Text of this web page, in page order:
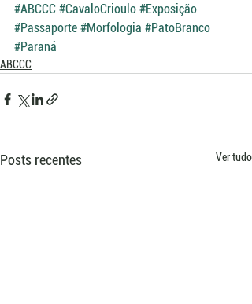
#ABCCC #CavaloCrioulo #Exposição
#Passaporte #Morfologia #PatoBranco
#Paraná
ABCCC
Posts recentes Ver tudo